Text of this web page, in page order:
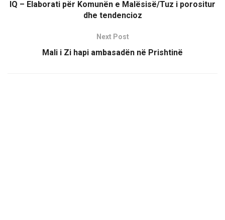
IQ – Elaborati për Komunën e Malësisë/Tuz i porositur
dhe tendencioz
Next Post
Mali i Zi hapi ambasadën në Prishtinë